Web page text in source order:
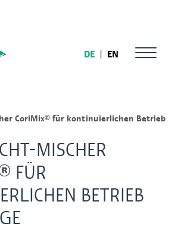
DE | EN
CoriMix® für kontinuierlichen Betrieb
MISCHER
FÜR
BETRIEB